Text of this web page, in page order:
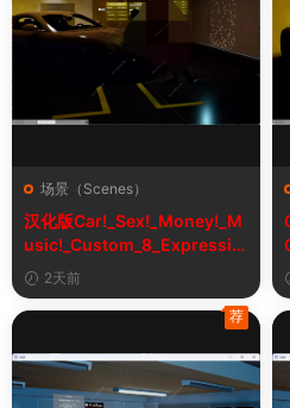
场景（Scenes）
汉化版Car!_Sex!_Money!_M
usic!_Custom_8_Expressio
n_V2_1&车！性！钱！音乐！
自定义表情
2天前
荐